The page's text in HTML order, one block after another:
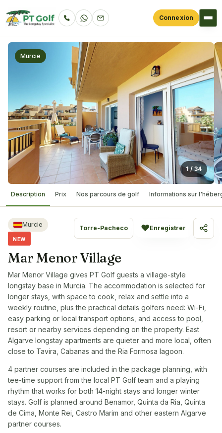
Connexion
Murcie
1/ 34
Description Prix Nos parcours de golf Informations sur
Torre-Pacheco ♥Enregistrer
Murcie
NEW
Mar Menor Village
Mar Menor Village gives PT Golf guests a village-style
longstay base in Murcia. The accommodation is selected for
longer stays, with space to cook, relax and settle into a
weekly routine, plus the practical details golfers need: Wi-Fi,
easy parking or local transport options, and access to pool,
resort or nearby services depending on the property. East
Algarve longstay apartments are quieter and more local, often
close to Tavira, Cabanas and the Ria Formosa lagoon.
4 partner courses are included in the package planning, with
tee-time support from the local PT Golf team and a playing
rhythm that works for both 14-night stays and longer winter
stays. Golf is planned around Benamor, Quinta da Ria, Quinta
de Cima, Monte Rei, Castro Marim and other eastern Algarve
partner courses.